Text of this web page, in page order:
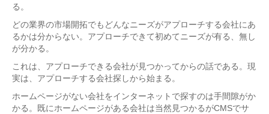
る。
どの業界の市場開拓でもどんなニーズがアプローチする会社にあ
るかは分からない。アプローチできて初めてニーズが有る、無し
が分かる。
これは、アプローチできる会社が見つかってからの話である。現
実は、アプローチする会社探しから始まる。
ホームページがない会社をインターネットで探すのは手間隙がか
かる。既にホームページがある会社は当然見つかるがCMSでサ